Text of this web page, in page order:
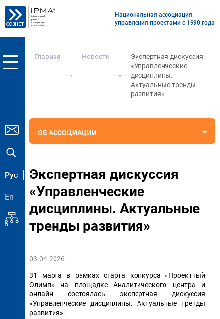
Национальная ассоциация
управления проектами с 1990 года
Рус
En
Главная Новости
Экспертная дискуссия
«Управленческие
дисциплины.
Актуальные тренды
развития»
ОБ АССОЦИАЦИИ
Экспертная дискуссия
«Управленческие
дисциплины. Актуальные
тренды развития»
03.04.2026
31 марта в рамках старта конкурса «Проектный
Олимп» на площадке Аналитического центра и
онлайн состоялась экспертная дискуссия
«Управленческие дисциплины. Актуальные тренды
развития».